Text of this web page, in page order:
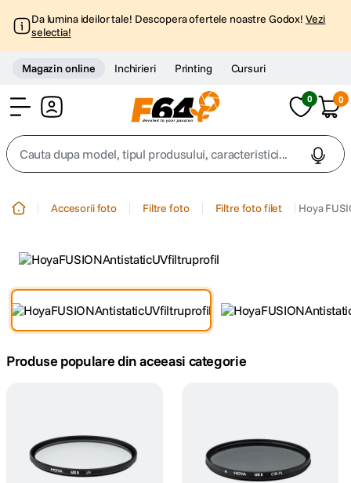
Da lumina ideilor tale! Descopera ofertele noastre Godox! Vezi
selectia!
Magazin online Inchirieri Printing Cursuri
0 0
Cauta dupa model, tipul produsului, caracteristici...
3. trepied telefon
7. card memorie
Accesorii foto Filtre foto Filtre foto filet Hoya
Produse populare din aceeasi categorie